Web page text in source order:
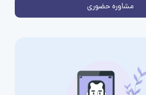
مشاوره حضوری